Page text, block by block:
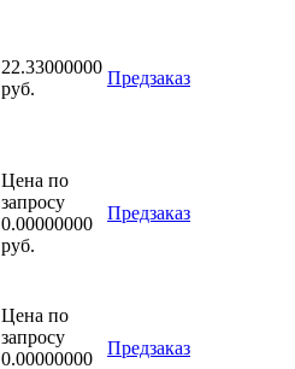
22.33000000
руб.
Предзаказ
Цена по
запросу
0.00000000
руб.
Предзаказ
Цена по
запросу
0.00000000
Предзаказ